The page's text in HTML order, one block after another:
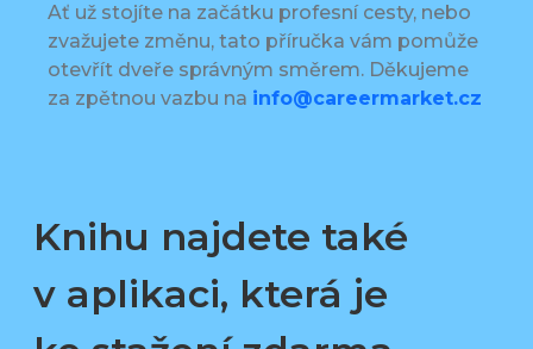
Ať už stojíte na začátku profesní cesty, nebo
zvažujete změnu, tato příručka vám pomůže
otevřít dveře správným směrem. Děkujeme
za zpětnou vazbu na info@careermarket.cz
Knihu najdete také
v aplikaci, která je